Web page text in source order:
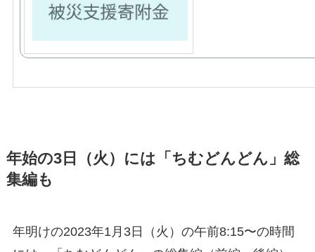
年始の3日（火）には「ちむどんどん」総
集編も
年明けの2023年1月3日（火）の午前8:15〜の時間